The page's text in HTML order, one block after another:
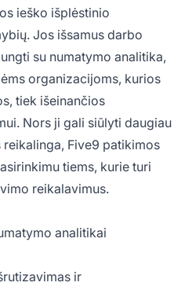
ieško išplėstinio
Jos išsamus darbo
su numatymo analitika,
organizacijoms, kurios
tiek išeinančios
Nors ji gali siūlyti daugiau
Five9 patikimos
tiems, kurie turi
reikalavimus.
analitikai
ir